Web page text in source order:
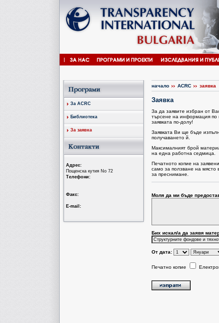
За ACRC
Библиотека
За заявка
Aдрес:
Пощенска кутия No 72
Tелефони:
Факс:
Е-mail:
начало ACRC заявка
Заявка
За да заявите избран от
търсене на информация по
заявката по-долу!
Заявката Ви ще бъде
получаването й.
Максималният брой
на една работна седмица.
Печатното копие на
само за ползване на място
за преснимане.
Моля да ми бъде
Бих искал/a да заявя
От дата:
Печатно копие